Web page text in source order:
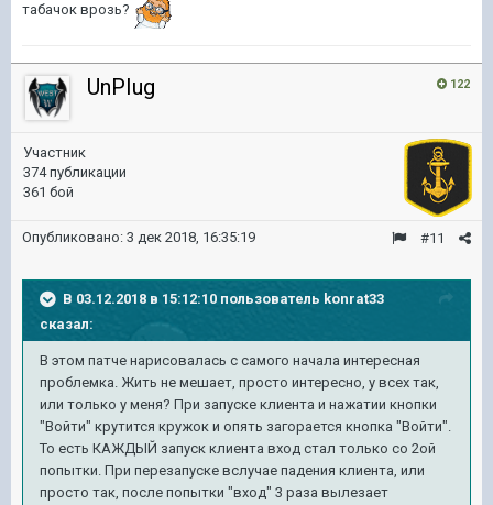
табачок врозь?
122
UnPIug
Участник
374 публикации
361 бой
#11
Опубликовано: 3 дек 2018, 16:35:19
В 03.12.2018 в 15:12:10 пользователь konrat33
сказал:
В этом патче нарисовалась с самого начала интересная
проблемка. Жить не мешает, просто интересно, у всех так,
или только у меня? При запуске клиента и нажатии кнопки
"Войти" крутится кружок и опять загорается кнопка "Войти".
То есть КАЖДЫЙ запуск клиента вход стал только со 2ой
попытки. При перезапуске вслучае падения клиента, или
просто так, после попытки "вход" 3 раза вылезает